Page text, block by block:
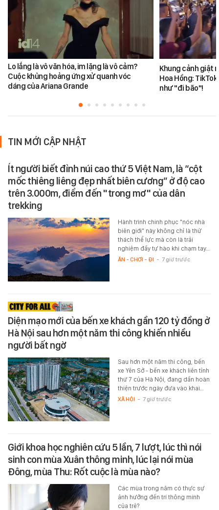
Lo lắng là vô văn hóa, im lặng là vô cảm?
Cuộc khủng hoảng ứng xử quanh vóc
dáng của Ariana Grande
Khung cảnh giật
Hoa Hồng:
như "đi bão"!
TIN MỚI CẬP NHẬT
Ít người biết đỉnh núi cao thứ 5 Việt Nam, là “cột
mốc thiêng liêng đẹp nhất biên cương” ở độ cao
trên 3.000m, điểm đến "trong mơ" của dân
trekking
Hành trình chinh phục "nóc nhà
biên giới" này không chỉ là thử
thách thể lực mà còn là trải
nghiệm đầy tự hào khi chạm tay…
ĂN - CHƠI - ĐI - 7 giờ trước
Diện mạo mới của bến xe khách gần 120 tỷ đồng ở
Hà Nội sau hơn một năm thi công khiến nhiều
người bất ngờ
Sau hơn một năm thi công, bến
xe Yên Sở - bến xe khách liên tỉnh
thứ 7 của Hà Nội, đang dần hoàn
thiện trước ngày đưa vào khai…
XÃ HỘI - 7 giờ trước
Giới khoa học nghiên cứu 5 lần, 7 lượt, lúc thì nói
sinh con mùa Xuân thông minh, lúc lại nói mùa
Đông, mùa Thu: Rốt cuộc là mùa nào?
Các mùa trong năm có thực sự
ảnh hưởng đến trí thông minh
của trẻ?